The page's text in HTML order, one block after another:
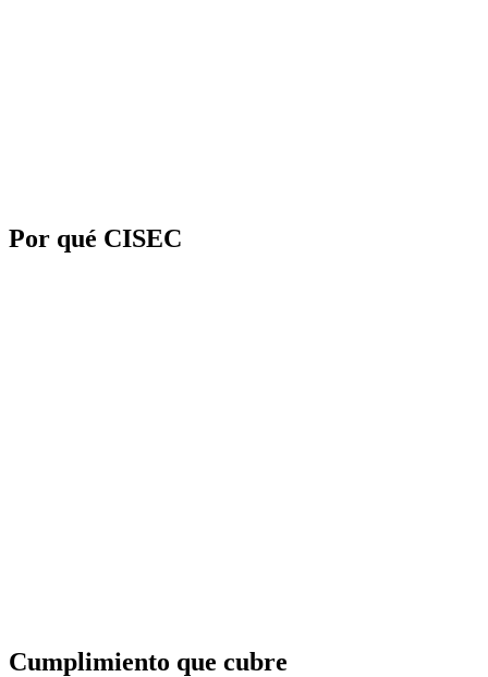
Por qué CISEC
Cumplimiento que cubre